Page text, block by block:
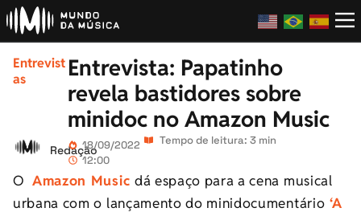
Entrevist
as
Entrevista: Papatinho
revela bastidores sobre
minidoc no Amazon Music
Redação18/09/2022
12:00
Tempo de leitura: 3 min
OAmazon Music dá espaço para a cena musical
urbana com o lançamento do minidocumentário ‘A